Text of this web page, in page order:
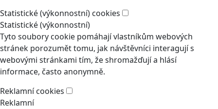
Statistické (výkonnostní) cookies
Statistické (výkonnostní)
Tyto soubory cookie pomáhají vlastníkům webových
stránek porozumět tomu, jak návštěvníci interagují s
webovými stránkami tím, že shromažďují a hlásí
informace, často anonymně.
Reklamní cookies
Reklamní